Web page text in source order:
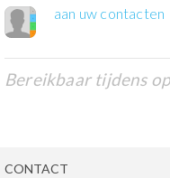
aan uw contacten
Bereikbaar tijdens
CONTACT